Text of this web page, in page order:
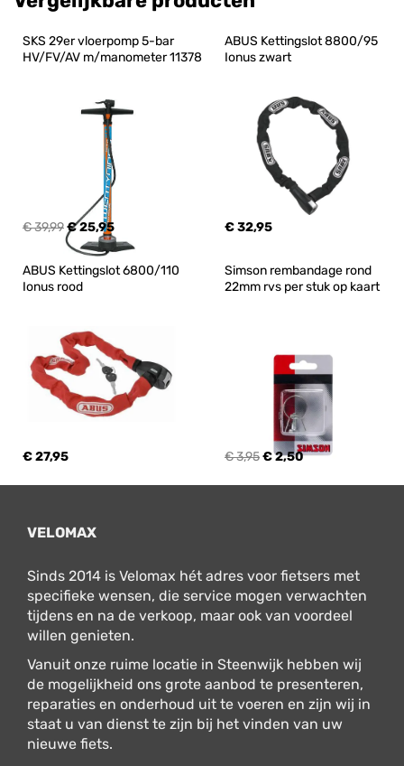
SKS 29er vloerpomp 5-bar
HV/FV/AV m/manometer 11378
€ 39,99€ 25,95
ABUS Kettingslot 8800/95
Ionus zwart
€ 32,95
ABUS Kettingslot 6800/110
Ionus rood
€ 27,95
Simson rembandage rond
22mm rvs per stuk op kaart
€ 3,95€ 2,50
VELOMAX
Sinds 2014 is Velomax hét adres voor fietsers met
specifieke wensen, die service mogen verwachten
tijdens en na de verkoop, maar ook van voordeel
willen genieten.
Vanuit onze ruime locatie in Steenwijk hebben wij
de mogelijkheid ons grote aanbod te presenteren,
reparaties en onderhoud uit te voeren en zijn wij in
staat u van dienst te zijn bij het vinden van uw
nieuwe fiets.